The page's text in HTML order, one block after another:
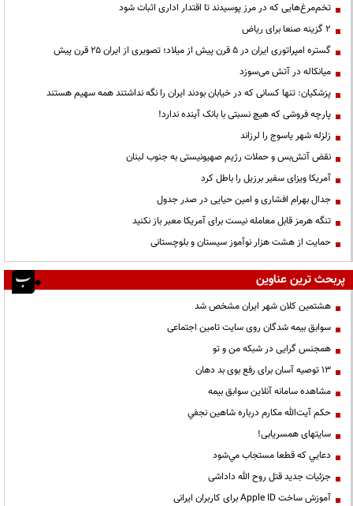
تخم‌مرغ‌هایی که در مرز پوسیدند تا اقتدار اداری اثبات شود
۲ گزینه صنعا برای ریاض
گستره امپراتوری ایران در ۵ قرن پیش از میلاد؛ تصویری از ایران ۲۵ قرن پیش
میانکاله در آتش می‌سوزد
پزشکیان: تنها کسانی که در خیابان بودند ایران را نگه نداشتند همه سهیم هستند
پارچه فروشی که هیچ نسبتی با بانک آینده ندارد!
زلزله شهر یاسوج را لرزاند
نقض آتش‌بس و حملات رژیم صهیونیستی به جنوب لبنان
آمریکا ویزای سفیر برزیل را باطل کرد
جدال بهرام افشاری و امین حیایی در صدر جدول
تنگه هرمز قابل معامله نیست برای آمریکا معبر باز نکنید
حمایت از هشت هزار نوآموز سیستان و بلوچستانی
پربحث ترین عناوین
هشتمین کلان شهر ایران مشخص شد
سوابق بیمه شدگان روی سایت تامین اجتماعی
همجنس گرایی در شبکه من و تو
13 توصیه آسان برای رفع بوی بد دهان
مشاهده سامانه آنلاين سوابق بیمه
حكم آيت‌الله مكارم درباره شاهين نجفي
سایتهای همسریابی!
دعايي كه قطعا مستجاب مي‌شود
جزئیات جدید قتل روح الله داداشی
آموزش ساخت Apple ID برای کاربران ایرانی